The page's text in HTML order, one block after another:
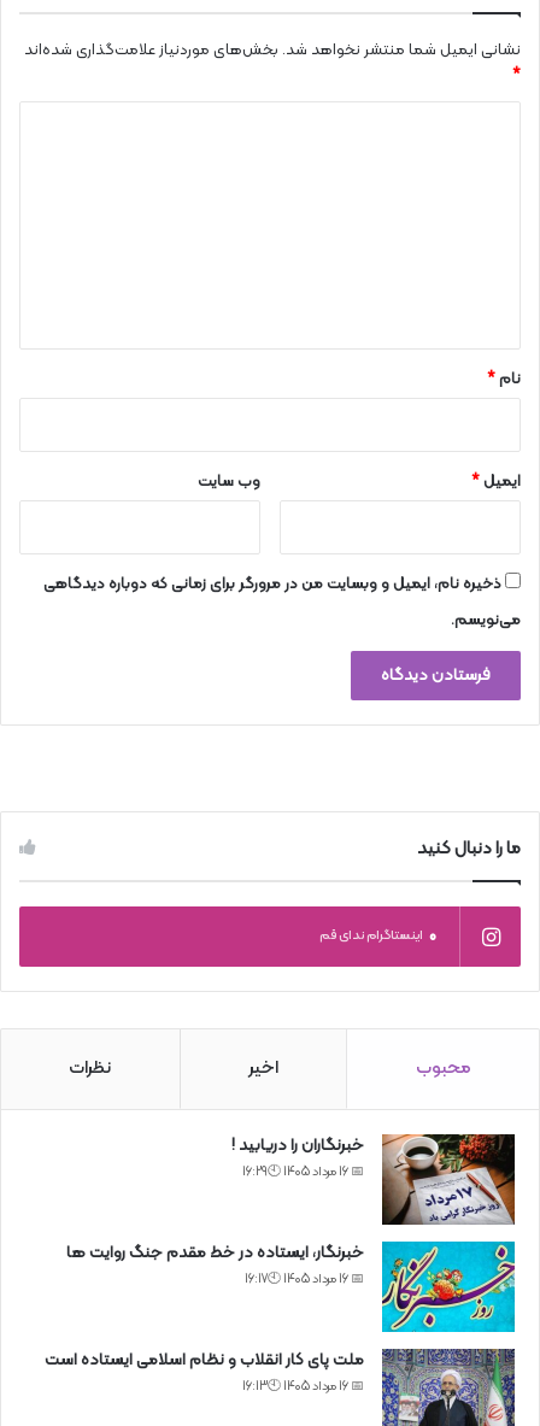
نشانی ایمیل شما منتشر نخواهد شد. بخش‌های موردنیاز علامت‌گذاری شده‌اند
*
نام*
ایمیل* وب‌ سایت
ذخیره نام، ایمیل و وبسایت من در مرورگر برای زمانی که دوباره دیدگاهی
می‌نویسم.
ما را دنبال کنید
0 اینستاگرام ندای قم
محبوب اخیر نظرات
خبرنگاران را دریابید !
📅 16 مرداد 1405 🕙16:29
خبرنگار، ایستاده در خط مقدم جنگ روایت ها
📅 16 مرداد 1405 🕙16:17
ملت پای کار انقلاب و نظام اسلامی ایستاده است
📅 16 مرداد 1405 🕙16:13